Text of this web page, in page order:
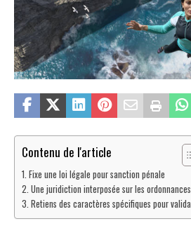
Contenu de l'article
Fixe une loi légale pour sanction pénale
Une juridiction interposée sur les ordonnances
Retiens des caractères spécifiques pour